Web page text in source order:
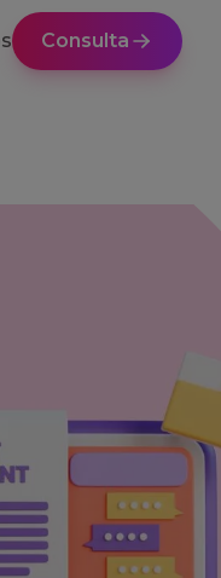
Consulta